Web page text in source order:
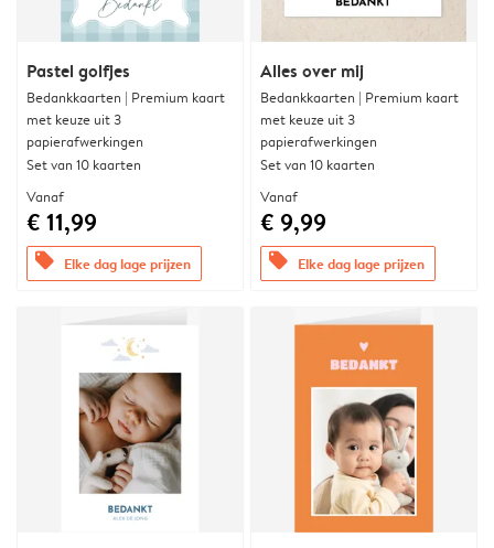
Pastel golfjes
Bedankkaarten | Premium kaart
met keuze uit 3
papierafwerkingen
Set van 10 kaarten
Vanaf
€ 11,99
offers Elke dag lage prijzen
Alles over mij
Bedankkaarten | Premium kaart
met keuze uit 3
papierafwerkingen
Set van 10 kaarten
Vanaf
€ 9,99
offers Elke dag lage prijzen